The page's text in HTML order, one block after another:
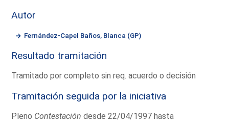
Autor
Fernández-Capel Baños, Blanca (GP)
Resultado tramitación
Tramitado por completo sin req. acuerdo o decisión
Tramitación seguida por la iniciativa
Pleno Contestación desde 22/04/1997 hasta